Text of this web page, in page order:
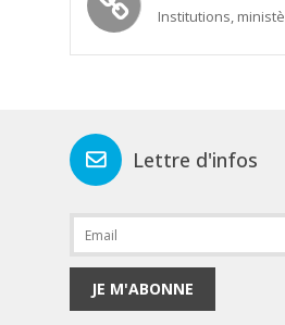
Institutions,
Lettre d'infos
JE M'ABONNE